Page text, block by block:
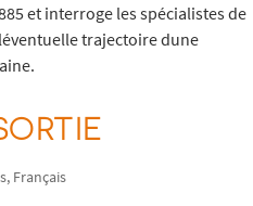
et interroge les spécialistes de
trajectoire dune
Français